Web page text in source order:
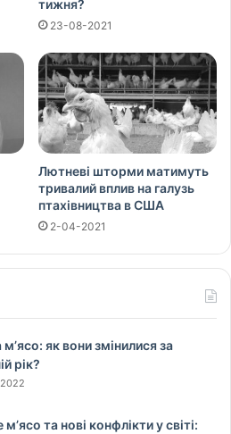
тижня?
23-08-2021
Лютневі шторми матимуть
тривалий вплив на галузь
птахівництва в США
2-04-2021
м’ясо: як вони змінилися за
рік?
та нові конфлікти у світі: